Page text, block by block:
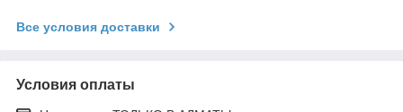
Все условия доставки
Условия оплаты